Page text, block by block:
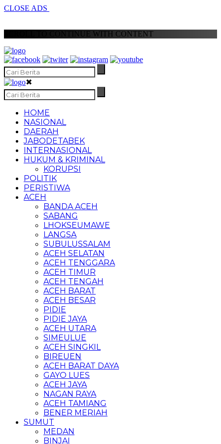
CLOSE ADS
SCROLL TO CONTINUE WITH CONTENT
✖
HOME
NASIONAL
DAERAH
JABODETABEK
INTERNASIONAL
HUKUM & KRIMINAL
KORUPSI
POLITIK
PERISTIWA
ACEH
BANDA ACEH
SABANG
LHOKSEUMAWE
LANGSA
SUBULUSSALAM
ACEH SELATAN
ACEH TENGGARA
ACEH TIMUR
ACEH TENGAH
ACEH BARAT
ACEH BESAR
PIDIE
PIDIE JAYA
ACEH UTARA
SIMEULUE
ACEH SINGKIL
BIREUEN
ACEH BARAT DAYA
GAYO LUES
ACEH JAYA
NAGAN RAYA
ACEH TAMIANG
BENER MERIAH
SUMUT
MEDAN
BINJAI